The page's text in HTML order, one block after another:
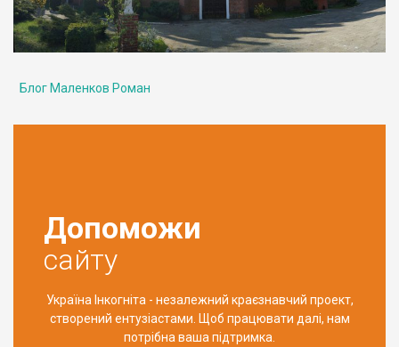
Блог Маленков Роман
Допоможи
сайту
Україна Інкогніта - незалежний краєзнавчий проект,
створений ентузіастами. Щоб працювати далі, нам
потрібна ваша підтримка.